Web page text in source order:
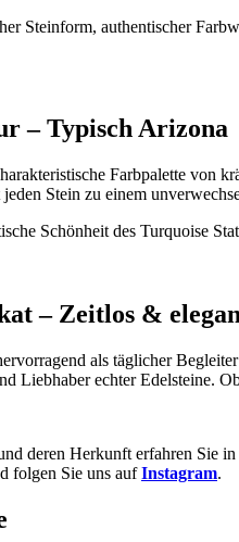
Steinform, authentischer
– Typisch Arizona
Farbpalette von
Stein zu einem
Schönheit des Turquoise
– Zeitlos &
als täglicher
Liebhaber echter Edelsteine.
deren Herkunft erfahren Sie in
folgen Sie uns aufInstagram.